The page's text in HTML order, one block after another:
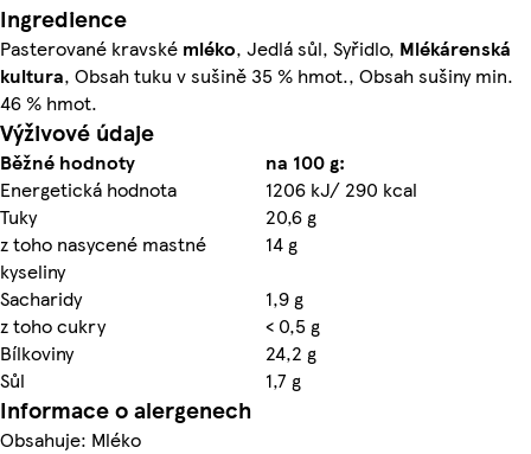
Ingredience
Pasterované kravské mléko, Jedlá sůl, Syřidlo, Mlékárenská
kultura, Obsah tuku v sušině 35 % hmot., Obsah sušiny min.
46 % hmot.
Výživové údaje
Běžné hodnoty
na 100 g:
Energetická hodnota
1206 kJ/ 290 kcal
Tuky
20,6 g
z toho nasycené mastné
kyseliny
14 g
Sacharidy
1,9 g
z toho cukry
< 0,5 g
Bílkoviny
24,2 g
Sůl
1,7 g
Informace o alergenech
Obsahuje: Mléko